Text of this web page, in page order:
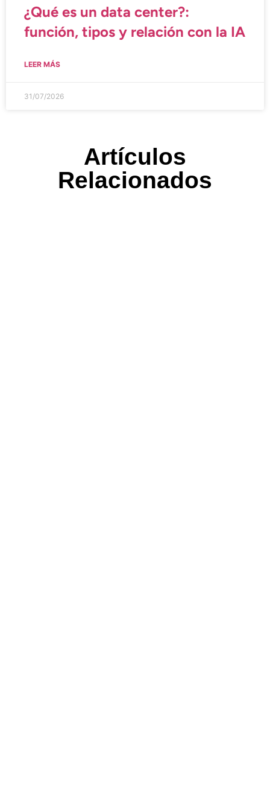
¿Qué es un data center?:
función, tipos y relación con la IA
LEER MÁS
31/07/2026
Artículos
Relacionados